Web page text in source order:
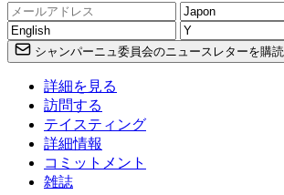
シャンパーニュ委員会のニュースレターを購読
詳細を見る
訪問する
テイスティング
詳細情報
コミットメント
雑誌